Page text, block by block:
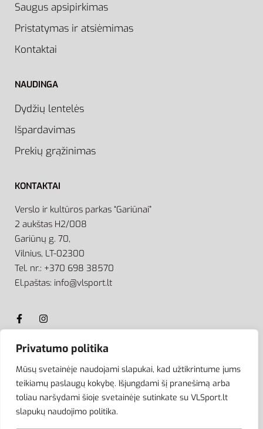
Privatumo politika
Mūsų svetainėje naudojami slapukai, kad užtikrintume jums
teikiamų paslaugų kokybę. Išjungdami šį pranešimą arba
toliau naršydami šioje svetainėje sutinkate su VLSport.lt
slapukų naudojimo politika.
Saugus apsipirkimas
Pristatymas ir atsiėmimas
Kontaktai
NAUDINGA
Dydžių lentelės
Išpardavimas
Prekių grąžinimas
KONTAKTAI
Verslo ir kultūros parkas “Gariūnai”
2 aukštas H2/008
Gariūnų g. 70,
Vilnius, LT-02300
Tel. nr.: +370 698 38570
El.paštas: info@vlsport.lt
ATSISKAITYMAS